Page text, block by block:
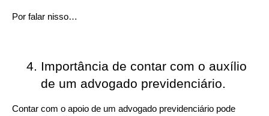
Por falar nisso…
Importância de contar com o auxílio
de um advogado previdenciário.
Contar com o apoio de um advogado previdenciário pode